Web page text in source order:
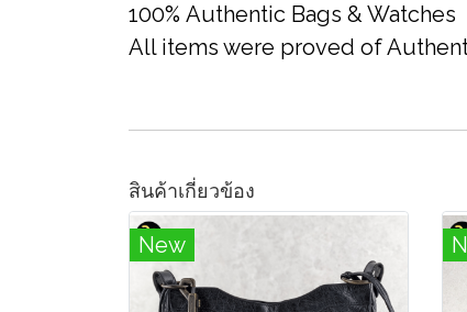
100% Authentic Bags & Watches
All items were proved of
สินค้าเกี่ยวข้อง
New